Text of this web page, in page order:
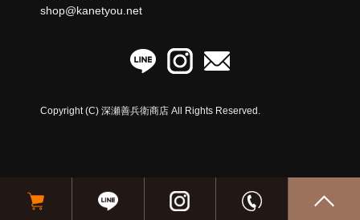
shop@kanetyou.net
Copyright (C) 深瀬善兵衛商店 All Rights Reserved.